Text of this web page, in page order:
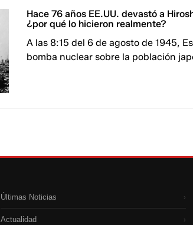
Hace 76 años EE.UU. devastó a
¿por qué lo hicieron realmente?
A las 8:15 del 6 de agosto de 1945,
bomba nuclear sobre la población
Últimas Noticias ›
Actualidad ›